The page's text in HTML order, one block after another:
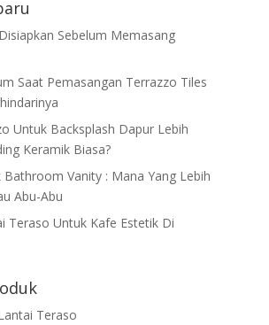
Sebelum Memasang
Saat Pemasangan Terrazzo Tiles
Untuk Backsplash Dapur Lebih
Keramik Biasa?
Vanity : Mana Yang Lebih
Abu-Abu
Teraso Untuk Kafe Estetik Di
Teraso